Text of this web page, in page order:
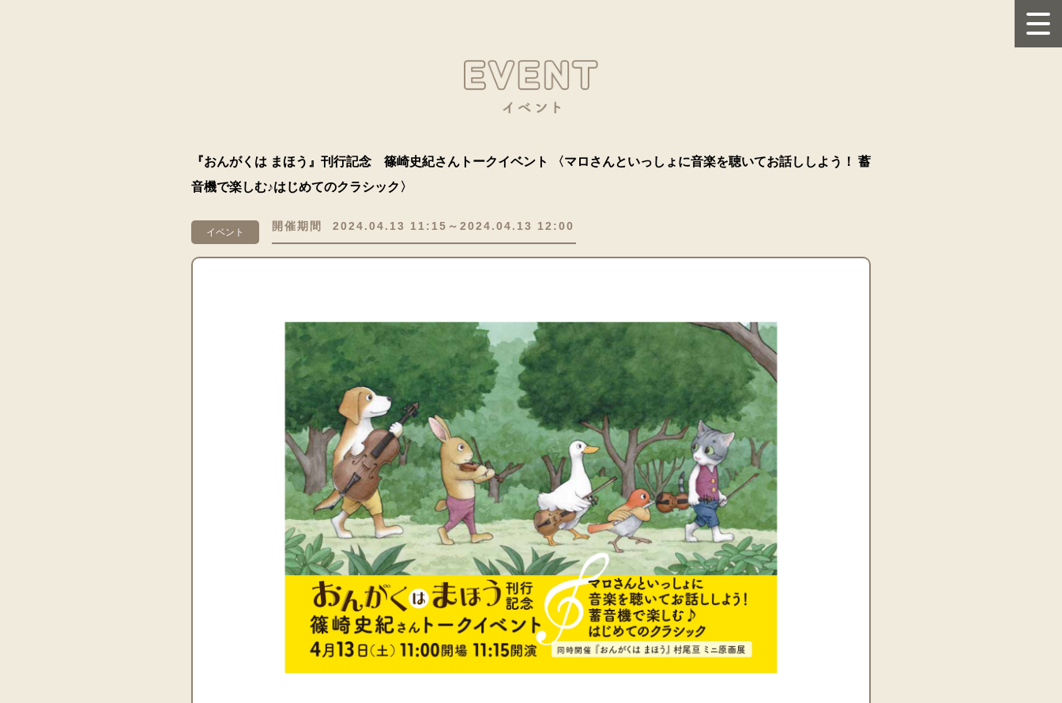
『おんがくは まほう』刊行記念 篠崎史紀さんトークイベント 〈マロさんといっしょに音楽を聴いてお話ししよう！ 蓄
音機で楽しむ♪はじめてのクラシック〉
イベント 開催期間 2024.04.13 11:15～2024.04.13 12:00